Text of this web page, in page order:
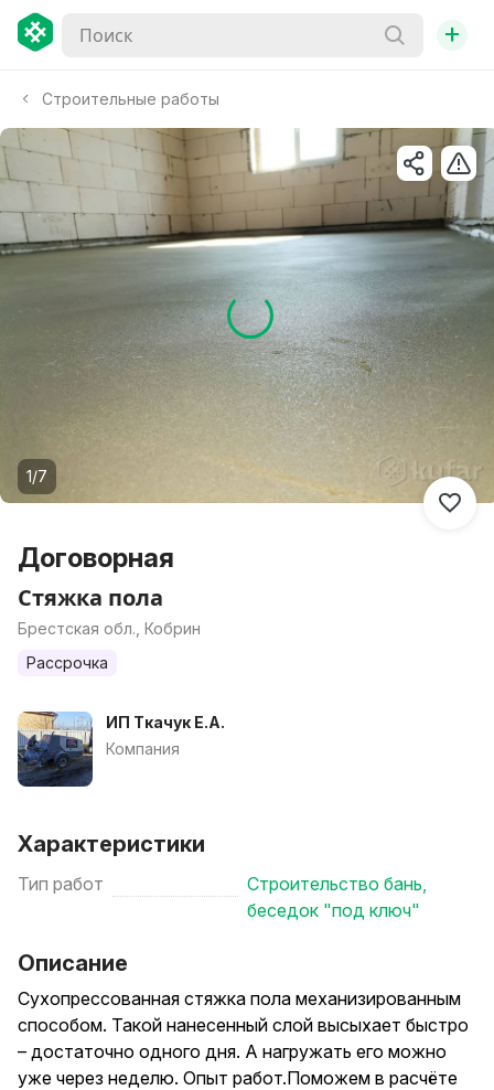
+
Строительные работы
1/7
Договорная
Стяжка пола
Брестская обл., Кобрин
Рассрочка
ИП Ткачук Е.А.
Компания
Характеристики
Тип работ
Строительство бань,
беседок "под ключ"
Описание
Сухопрессованная стяжка пола механизированным
способом. Такой нанесенный слой высыхает быстро
– достаточно одного дня. А нагружать его можно
уже через неделю. Опыт работ.Поможем в расчёте